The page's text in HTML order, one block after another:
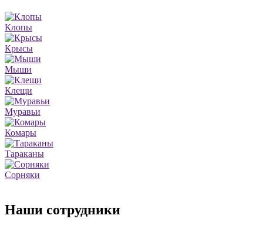
Клопы
Крысы
Мыши
Клещи
Муравьи
Комары
Тараканы
Сорняки
Наши сотрудники